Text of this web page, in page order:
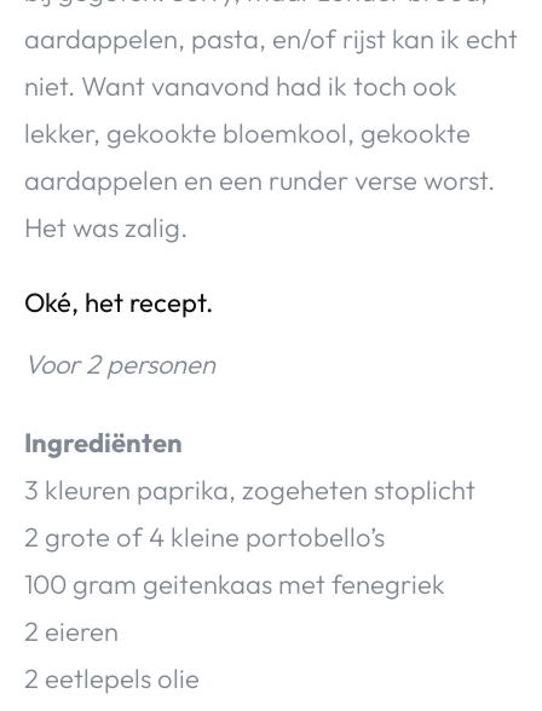
aardappelen, pasta, en/of rijst kan ik echt
niet. Want vanavond had ik toch ook
lekker, gekookte bloemkool, gekookte
aardappelen en een runder verse worst.
Het was zalig.
Oké, het recept.
Voor 2 personen
Ingrediënten
3 kleuren paprika, zogeheten stoplicht
2 grote of 4 kleine portobello’s
100 gram geitenkaas met fenegriek
2 eieren
2 eetlepels olie